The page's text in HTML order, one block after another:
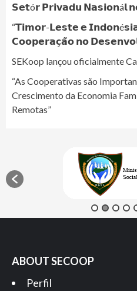
𝗦𝗲𝘁ó𝗿 𝗣𝗿𝗶𝘃𝗮𝗱𝘂 𝗡𝗮𝘀𝗶𝗼𝗻á𝗹
“𝗧𝗶𝗺𝗼𝗿-𝗟𝗲𝘀𝘁𝗲 𝗲
𝗖𝗼𝗼𝗽𝗲𝗿𝗮𝗰̧𝗮̃𝗼 𝗻𝗼
SEKoop lançou oficialmente
“As Cooperativas são
Crescimento da Economia
Remotas”
ABOUT SECOOP
Perfil